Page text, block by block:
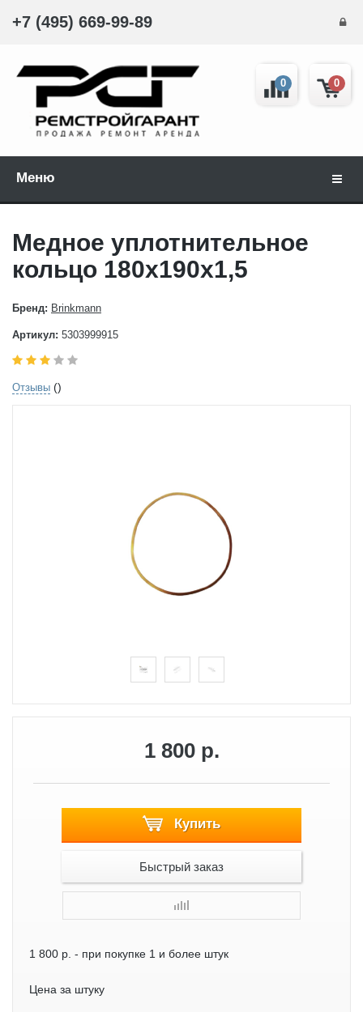
+7 (495) 669-99-89
0
0
Меню
Медное уплотнительное
кольцо 180x190x1,5
Бренд: Brinkmann
Артикул: 5303999915
Отзывы ()
1 800 р.
Купить
Быстрый заказ
1 800 р. - при покупке 1 и более штук
Цена за штуку